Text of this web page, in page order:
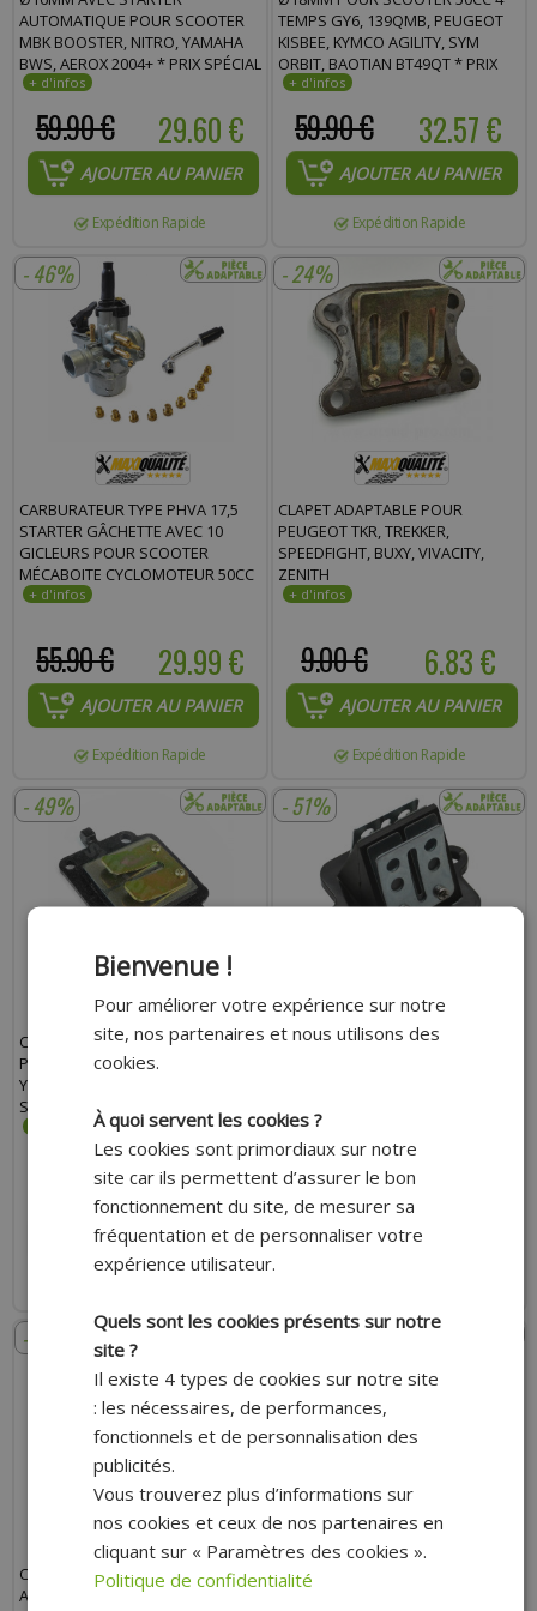
AUTOMATIQUE POUR SCOOTER
MBK BOOSTER, NITRO, YAMAHA
BWS, AEROX 2004+ * PRIX SPÉCIAL
29.60 €
59.90 €
AJOUTER AU PANIER
Expédition Rapide
TEMPS GY6, 139QMB, PEUGEOT
KISBEE, KYMCO AGILITY, SYM
ORBIT, BAOTIAN BT49QT * PRIX
SPÉCIAL !
32.57 €
59.90 €
AJOUTER AU PANIER
Expédition Rapide
- 46%
CARBURATEUR TYPE PHVA 17,5
STARTER GÂCHETTE AVEC 10
GICLEURS POUR SCOOTER
MÉCABOITE CYCLOMOTEUR 50CC
29.99 €
55.90 €
AJOUTER AU PANIER
Expédition Rapide
- 24%
CLAPET ADAPTABLE POUR
PEUGEOT TKR, TREKKER,
SPEEDFIGHT, BUXY, VIVACITY,
ZENITH
6.83 €
9.00 €
AJOUTER AU PANIER
Expédition Rapide
- 49%
CLAPET ADAPTABLE TYPE ORIGINE
POUR MBK BOOSTER, STUNT,
YAMAHA BWS, SLIDER * PRIX
SPÉCIAL !
5.45 €
10.65 €
AJOUTER AU PANIER
- 51%
CLAPET ADAPTABLE TYPE ORIGINE
SPÉCIAL !
16.25 €
AJOUTER AU PANIER
- 30%
CLAPET LAMELLE CARBONE
ADAPTABLE POUR MOTEUR
- 18%
CLAPET SCOOTER ADAPTABLE
Bienvenue !
Pour améliorer votre expérience sur notre
site, nos partenaires et nous utilisons des
cookies.
À quoi servent les cookies ?
Les cookies sont primordiaux sur notre
site car ils permettent d’assurer le bon
fonctionnement du site, de mesurer sa
fréquentation et de personnaliser votre
expérience utilisateur.
Quels sont les cookies présents sur notre
site ?
Il existe 4 types de cookies sur notre site
: les nécessaires, de performances,
fonctionnels et de personnalisation des
publicités.
Vous trouverez plus d’informations sur
nos cookies et ceux de nos partenaires en
cliquant sur « Paramètres des cookies ».
Politique de confidentialité